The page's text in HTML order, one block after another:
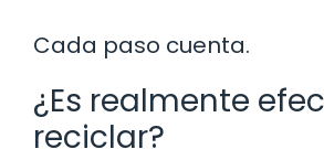
Cada paso cuenta.
¿Es realmente
reciclar?